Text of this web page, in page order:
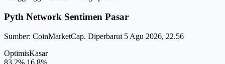
Pyth Network Sentimen Pasar
Sumber: CoinMarketCap. Diperbarui 5 Agu 2026, 22.56
OptimisKasar
83.2% 16.8%